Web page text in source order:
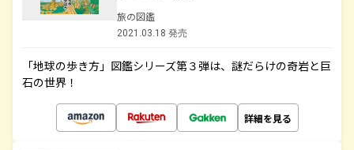
旅の図鑑
2021.03.18 発売
「地球の歩き方」図鑑シリーズ第３弾は、謎だらけの奇岩と巨
石の世界！
詳細を見る